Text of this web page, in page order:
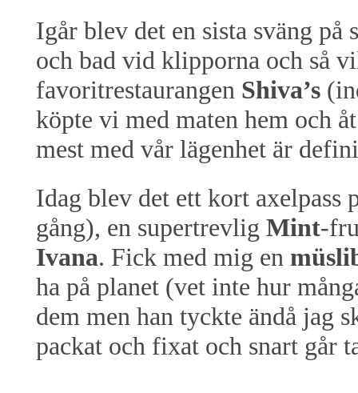
Igår blev det en sista sväng
och bad vid klipporna och så
favoritrestaurangen Shiva’s
köpte vi med maten hem och
mest med vår lägenhet är
Idag blev det ett kort
gång), en supertrevlig Mint-
Ivana. Fick med mig en
ha på planet (vet inte hur
dem men han tyckte ändå jag
packat och fixat och snart går